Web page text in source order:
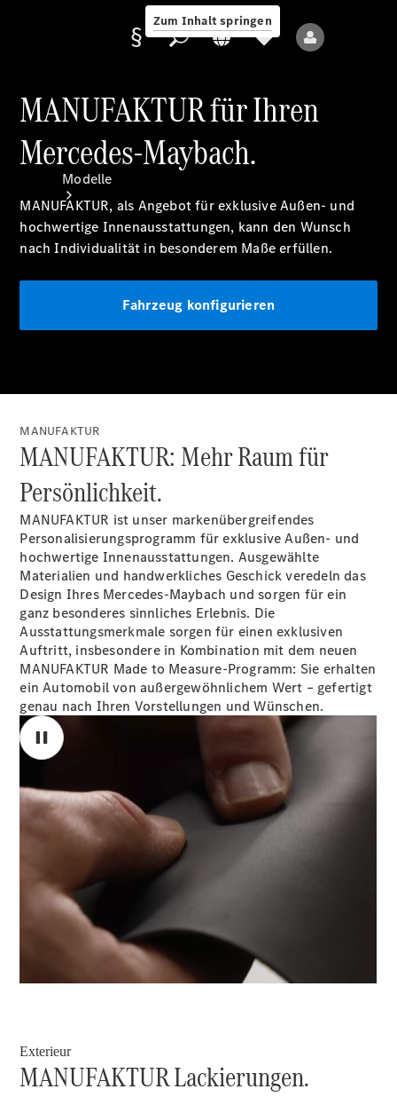
Zum Inhalt springen
Anbieter/Datenschutz
Modelle
Limousine
Alle
Limousinen
CLA
Elektrisch
CLA
C-Klasse
Limousine
C-Klasse
Limousine
Elektrisch
EQE
Limousine
Limousine
E-Klasse
Limousine
S-Klasse
S-Klasse
Lang
Mercedes-
Maybach S-
Konfigurator
MANUFAKTUR für Ihren
Mercedes-Maybach.
MANUFAKTUR, als Angebot für exklusive Außen- und
hochwertige Innenausstattungen, kann den Wunsch
nach Individualität in besonderem Maße erfüllen.
Fahrzeug konfigurieren
MANUFAKTUR
MANUFAKTUR: Mehr Raum für
Persönlichkeit.
MANUFAKTUR ist unser markenübergreifendes
Personalisierungsprogramm für exklusive Außen- und
hochwertige Innenausstattungen. Ausgewählte
Materialien und handwerkliches Geschick veredeln das
Design Ihres Mercedes-Maybach und sorgen für ein
ganz besonderes sinnliches Erlebnis. Die
Ausstattungsmerkmale sorgen für einen exklusiven
Auftritt, insbesondere in Kombination mit dem neuen
MANUFAKTUR Made to Measure-Programm: Sie erhalten
ein Automobil von außergewöhnlichem Wert – gefertigt
genau nach Ihren Vorstellungen und Wünschen.
00:00 / 00:00
Exterieur
MANUFAKTUR Lackierungen.